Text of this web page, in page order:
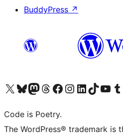
BuddyPress ↗
Visita il nostro account X (ex Twitter)
Visita il nostro account Bluesky
Visita il nostro account Mastodon
Visita il nostro account Threads
Visita la nostra pagina Facebook
Visita il nostro account Instagram
Visita il nostro account LinkedIn
Visita il nostro account TikTok
Visita il nostro
Visita
Code is Poetry.
The WordPress® trademark is